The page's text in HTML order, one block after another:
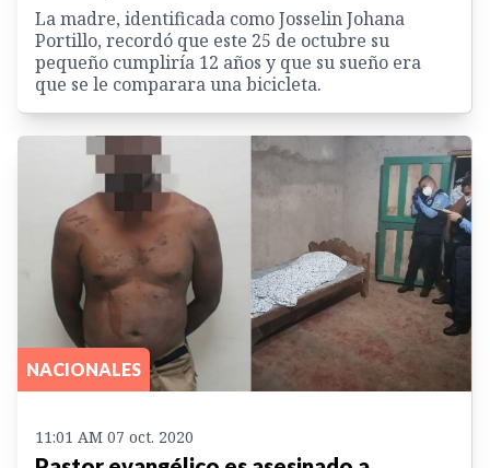
La madre, identificada como Josselin Johana
Portillo, recordó que este 25 de octubre su
pequeño cumpliría 12 años y que su sueño era
que se le comparara una bicicleta.
NACIONALES
11:01 AM 07 oct. 2020